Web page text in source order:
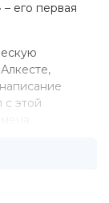
его первая
с этой
только через